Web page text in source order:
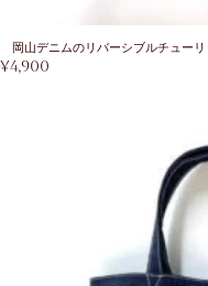
岡山デニムのリバーシブルチュー
¥4,900